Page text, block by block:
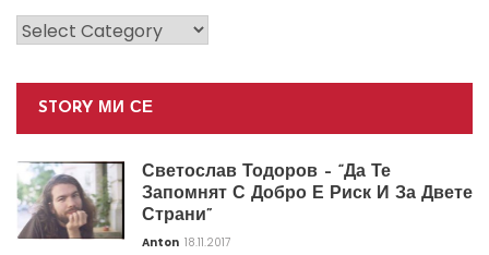
Категории
STORY МИ СЕ
Светослав Тодоров – “Да Те
Запомнят С Добро Е Риск И За Двете
Страни”
Anton 18.11.2017